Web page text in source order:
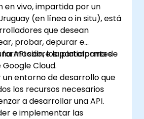
comunicación confiables
optimizando el flujo de
en vivo, impartida por un
(en línea o in situ), está
que desean
probar, depurar e
API sobre la plataforma de
Google Cloud.
formación, los participantes
un entorno de desarrollo que
los recursos necesarios
a desarrollar una API.
e implementar las